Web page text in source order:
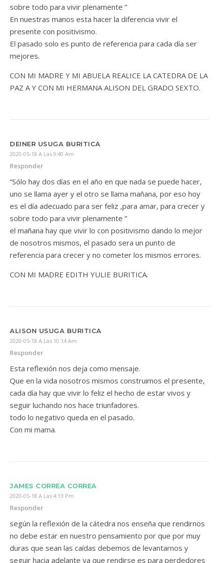
sobre todo para vivir plenamente ”
En nuestras manos esta hacer la diferencia vivir el
presente con positivismo.
El pasado solo es punto de referencia para cada día ser
mejores.
CON MI MADRE Y MI ABUELA REALICE LA CATEDRA DE LA
PAZ A Y CON MI HERMANA ALISON DEL GRADO SEXTO.
DEINER USUGA BURITICA
2020-05-18 A Las 9:40 Am
Responder
“Sólo hay dos días en el año en que nada se puede hacer,
uno se llama ayer y el otro se llama mañana, por eso hoy
es el día adecuado para ser feliz ,para amar, para crecer y
sobre todo para vivir plenamente ”
el mañana hay que vivir lo con positivismo dando lo mejor
de nosotros mismos, el pasado sera un punto de
referencia para crecer y no cometer los mismos errores.
CON MI MADRE EDITH YULIE BURITICA.
ALISON USUGA BURITICA
2020-05-18 A Las 10:14 Am
Responder
Esta reflexión nos deja como mensaje.
Que en la vida nosotros mismos construimos el presente,
cada día hay que vivir lo feliz el hecho de estar vivos y
seguir luchando nos hace triunfadores.
todo lo negativo queda en el pasado.
Con mi mama.
JAMES CORREA CORREA
2020-05-18 A Las 4:13 Pm
Responder
según la reflexión de la cátedra nos enseña que rendirnos
no debe estar en nuestro pensamiento por que por muy
duras que sean las caídas debemos de levantarnos y
seguir hacia adelante ya que rendirse es para perdedores